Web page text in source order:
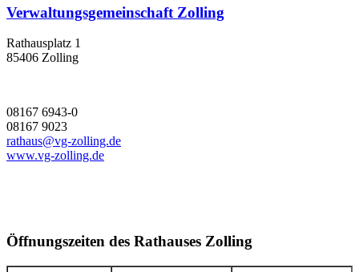
Verwaltungsgemeinschaft Zolling
Rathausplatz 1
85406 Zolling
08167 6943-0
08167 9023
rathaus@vg-zolling.de
www.vg-zolling.de
Öffnungszeiten des Rathauses Zolling